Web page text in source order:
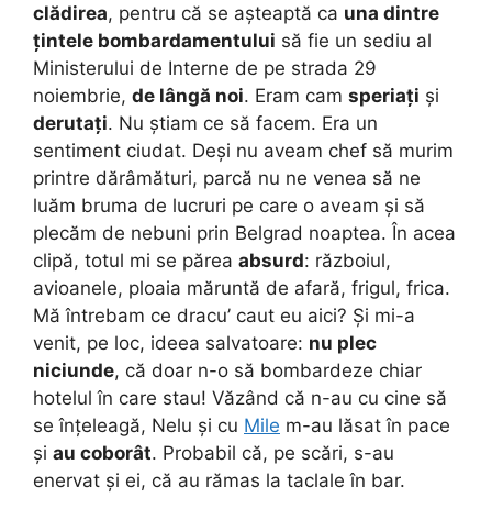
clădirea, pentru că se așteaptă ca una dintre
țintele bombardamentului să fie un sediu al
Ministerului de Interne de pe strada 29
noiembrie, de lângă noi. Eram cam speriați și
derutați. Nu știam ce să facem. Era un
sentiment ciudat. Deși nu aveam chef să murim
printre dărâmături, parcă nu ne venea să ne
luăm bruma de lucruri pe care o aveam și să
plecăm de nebuni prin Belgrad noaptea. În acea
clipă, totul mi se părea absurd: războiul,
avioanele, ploaia măruntă de afară, frigul, frica.
Mă întrebam ce dracu’ caut eu aici? Și mi-a
venit, pe loc, ideea salvatoare: nu plec
niciunde, că doar n-o să bombardeze chiar
hotelul în care stau! Văzând că n-au cu cine să
se înțeleagă, Nelu și cu Mile m-au lăsat în pace
și au coborât. Probabil că, pe scări, s-au
enervat și ei, că au rămas la taclale în bar.